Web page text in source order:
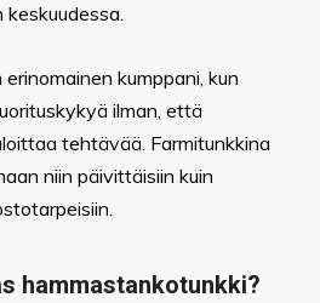
kumppani, kun
ilman, että
tehtävää. Farmitunkkina
niin päivittäisiin kuin
hammastankotunkki?